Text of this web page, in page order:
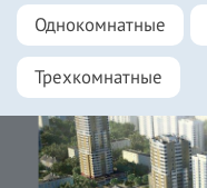
Однокомнатные
Трехкомнатные